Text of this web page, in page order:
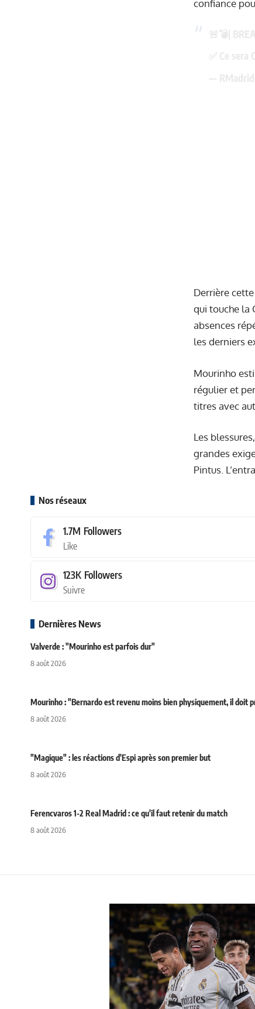
confiance
Derrière
qui touche la
absences
les derniers
Mourinho
régulier et
titres avec
Les
grandes
Pintus.
Nos réseaux
1.7M Followers
Like
123K Followers
Suivre
Dernières News
Valverde : "Mourinho est parfois dur"
8 août 2026
Mourinho : "Bernardo est revenu moins bien physiquement, il doit
8 août 2026
"Magique" : les réactions d'Espi après son premier but
8 août 2026
Ferencvaros 1-2 Real Madrid : ce qu'il faut retenir du match
8 août 2026